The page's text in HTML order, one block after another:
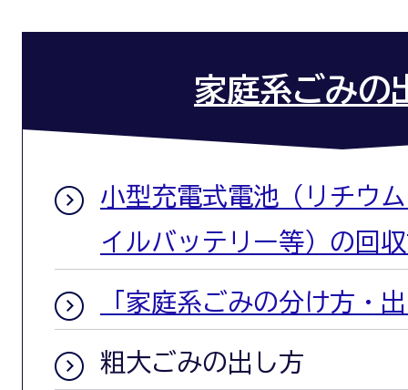
家庭系ごみの
小型充電式電池（リチウ
イルバッテリー等）の回
「家庭系ごみの分け方・
粗大ごみの出し方